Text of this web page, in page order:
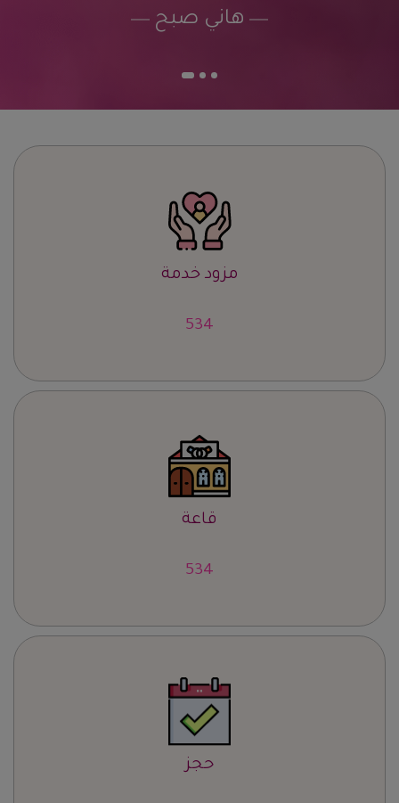
هاني صبح
مزود خدمة
664
قاعة
663
حجز